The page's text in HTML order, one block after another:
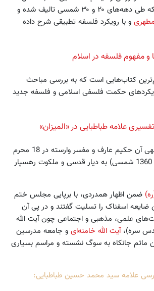
مقاله فلسفی است، که طی دهه‌های ۲۰ و ۳۰ شمسی تالیف شده و
و با رویکرد فلسفه تطبیقی شرح داده
و مفهوم فلسفه در اسلام
کتاب‌هایی است که به بررسی مباحث
حکمت فلسفی اسلامی و فلسفه جدید
علامه طباطبایی در «المیزان»
سرانجام روح پاک و الهی آن حکیم عارف و مفسر وارسته در 18 محرم
1402 قمری (24 آبان 1360 شمسی) به دیار قدسی و ملکوت رهسپار
ضمن اظهار همدردی، با برپایی مجلس ختم
ضایعه اسفناک را تسلیت گفتند و در پی آن
علمی، مذهبی و اجتماعی چون آیت الله
سره)،آیت الله خامنه‌ای و جامعه مدرسین
ماتم جانکاه به سوگ نشسته و مراسم بسیاری
علامه سید محمد حسین طباطبایی: